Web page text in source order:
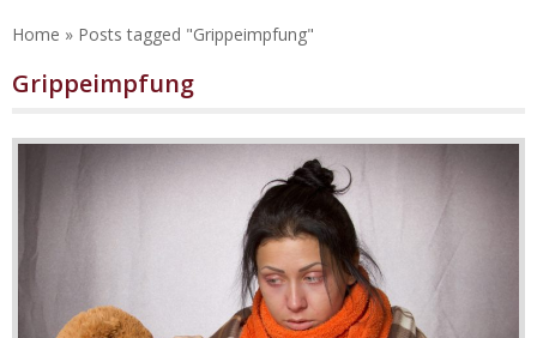
Home » Posts tagged "Grippeimpfung"
Grippeimpfung